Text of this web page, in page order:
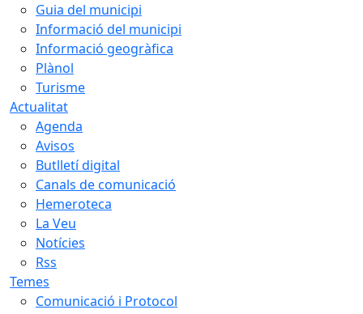
Guia del municipi
Informació del municipi
Informació geogràfica
Plànol
Turisme
Actualitat
Agenda
Avisos
Butlletí digital
Canals de comunicació
Hemeroteca
La Veu
Notícies
Rss
Temes
Comunicació i Protocol